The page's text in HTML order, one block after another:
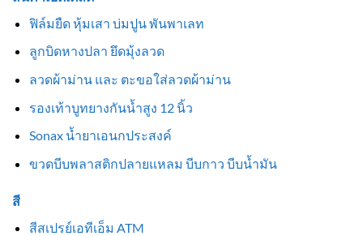
ฟิล์มยืด หุ้มเสา บ่มปูน พันพาเลท
ลูกบิดหางปลา ยึดมุ้งลวด
ลวดผ้าม่าน และ ตะขอใส่ลวดผ้าม่าน
รองเท้าบูทยางกันน้ำสูง 12 นิ้ว
Sonax น้ำยาเอนกประสงค์
ขวดบีบพลาสติกปลายแหลม บีบกาว บีบน้ำมัน
สี
สีสเปรย์เอทีเอ็ม ATM